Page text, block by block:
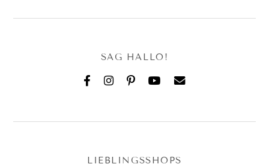
SAG HALLO!
LIEBLINGSSHOPS